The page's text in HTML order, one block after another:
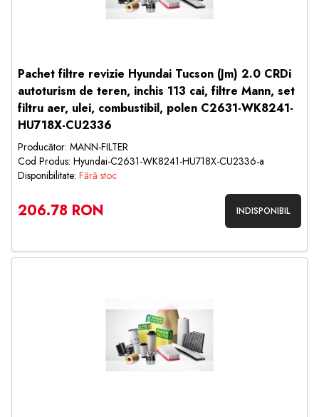
Pachet filtre revizie Hyundai Tucson (Jm) 2.0 CRDi
autoturism de teren, inchis 113 cai, filtre Mann, set
filtru aer, ulei, combustibil, polen C2631-WK8241-
HU718X-CU2336
Producător: MANN-FILTER
Cod Produs: Hyundai-C2631-WK8241-HU718X-CU2336-a
Disponibilitate: Fără stoc
206.78 RON INDISPONIBIL